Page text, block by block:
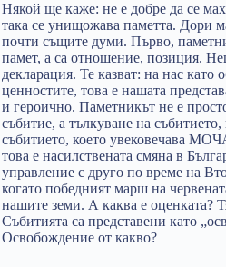
Някой ще каже: не е добре да се
така се унищожава паметта. Дори
почти същите думи. Първо,
памет, а са отношение, позиция.
декларация. Те казват: на нас като
ценностите, това е нашата
и героично. Паметникът не е
събитие, а тълкуване на
събитието, което увековечава
това е насилствената смяна в
управление с друго по време на
когато победният марш на
нашите земи. А каква е оценката?
Събитията са представени като
Освобождение от какво?